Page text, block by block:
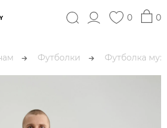
0 0
Футболки Футболка